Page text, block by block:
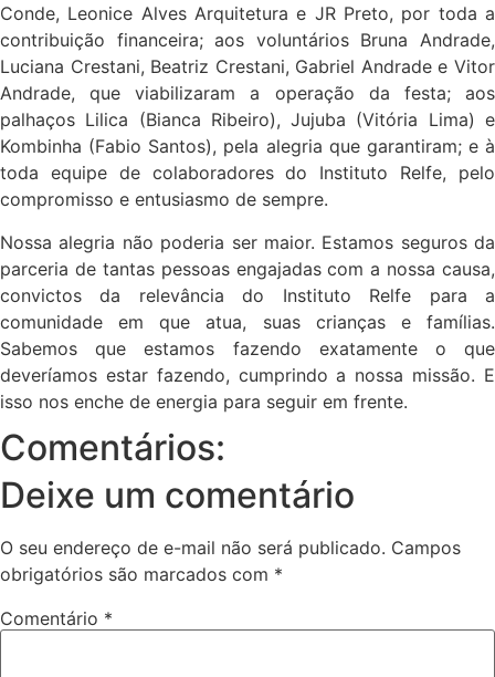
Conde, Leonice Alves Arquitetura e JR Preto, por toda a
contribuição financeira; aos voluntários Bruna Andrade,
Luciana Crestani, Beatriz Crestani, Gabriel Andrade e Vitor
Andrade, que viabilizaram a operação da festa; aos
palhaços Lilica (Bianca Ribeiro), Jujuba (Vitória Lima) e
Kombinha (Fabio Santos), pela alegria que garantiram; e à
toda equipe de colaboradores do Instituto Relfe, pelo
compromisso e entusiasmo de sempre.
Nossa alegria não poderia ser maior. Estamos seguros da
parceria de tantas pessoas engajadas com a nossa causa,
convictos da relevância do Instituto Relfe para a
comunidade em que atua, suas crianças e famílias.
Sabemos que estamos fazendo exatamente o que
deveríamos estar fazendo, cumprindo a nossa missão. E
isso nos enche de energia para seguir em frente.
Comentários:
Deixe um comentário
O seu endereço de e-mail não será publicado. Campos
obrigatórios são marcados com *
Comentário *